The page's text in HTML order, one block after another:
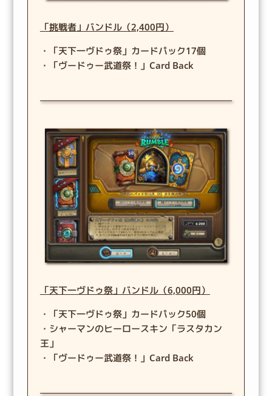
「挑戦者」バンドル（2,400円）
・「天下一ヴドゥ祭」カードパック17個
・「ヴードゥー武道祭！」Card Back
「天下一ヴドゥ祭」バンドル（6,000円）
・「天下一ヴドゥ祭」カードパック50個
・シャーマンのヒーロースキン「ラスタカン
王」
・「ヴードゥー武道祭！」Card Back